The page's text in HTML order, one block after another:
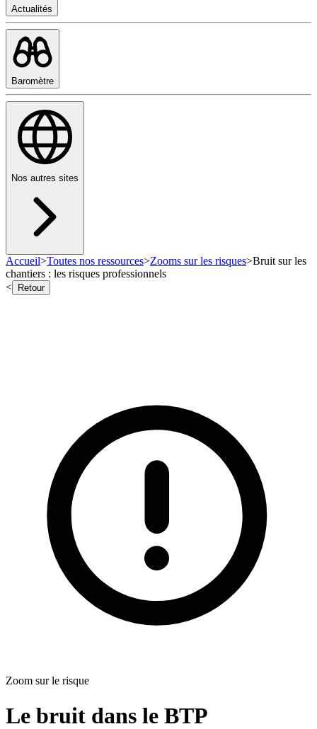
Actualités
Baromètre
Nos autres sites
Accueil>Toutes nos ressources>Zooms sur les risques>Bruit sur les
chantiers : les risques professionnels
<
Retour
Zoom sur le risque
Le bruit dans le BTP